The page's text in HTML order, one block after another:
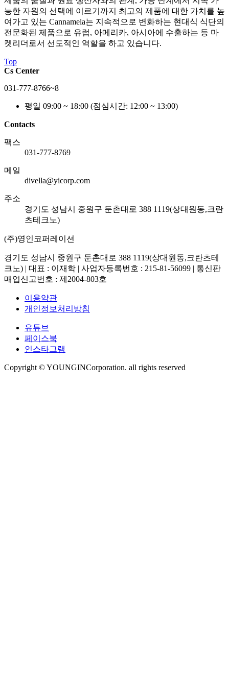
능한 자원의 선택에 이르기까지 최고의 제품에 대한 가치를 높
여가고 있는 Cannamela는 지속적으로 변화하는 현대식 식단의
전문화된 제품으로 유럽, 아메리카, 아시아에 수출하는 등 마
켓리더로서 선도적인 역할을 하고 있습니다.
Top
Cs Center
031-777-8766~8
평일 09:00 ~ 18:00 (점심시간: 12:00 ~ 13:00)
Contacts
팩스
031-777-8769
메일
divella@yicorp.com
주소
경기도 성남시 중원구 둔촌대로 388 1119(상대원동,크란
츠테크노)
(주)영인코퍼레이션
경기도 성남시 중원구 둔촌대로 388 1119(상대원동,크란츠테
크노) | 대표 : 이재학 | 사업자등록번호 : 215-81-56099 | 통신판
매업신고번호 : 제2004-803호
이용약관
개인정보처리방침
유튜브
페이스북
인스타그램
Copyright © YOUNGINCorporation. all rights reserved